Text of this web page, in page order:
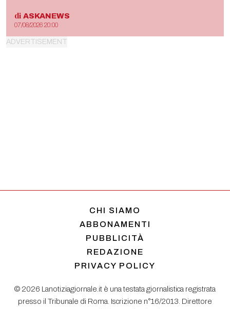
di ASKANEWS
07/08/2026 20:00
CHI SIAMO
ABBONAMENTI
PUBBLICITÀ
REDAZIONE
PRIVACY POLICY
© 2026 Lanotiziagiornale.it è una testata giornalistica registrata
presso il Tribunale di Roma. Iscrizione n°16/2013. Direttore